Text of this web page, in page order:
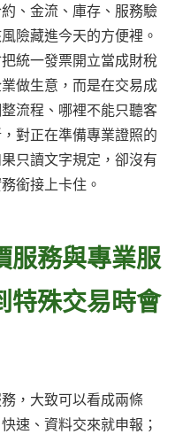
、金流、庫存、服務驗
險藏進今天的方便裡。
統一發票開立當成財稅
做生意，而是在交易成
流程、哪裡不能只聽客
對正在準備專業證照的
只讀文字規定，卻沒有
銜接上卡住。
服務與專業服
特殊交易時會
，大致可以看成兩條
速、資料交來就申報；